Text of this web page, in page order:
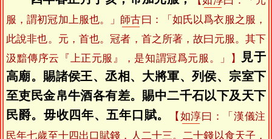
服，謂初冠加上服也。」 師古曰：「如氏以爲衣服之服，
此說非也。元，首也。冠者，首之所著，故曰元服。其下
汲黯傳序云『上正元服』，是知謂冠爲元服。」】見于
高廟。賜諸侯王、丞相、大將軍、列侯、宗室下
至吏民金帛牛酒各有差。賜中二千石以下及天下
民爵。毋收四年、五年口賦。
【 如淳曰：「漢儀注
民年七歲至十四出口賦錢，人二十三。二十錢以食天子，